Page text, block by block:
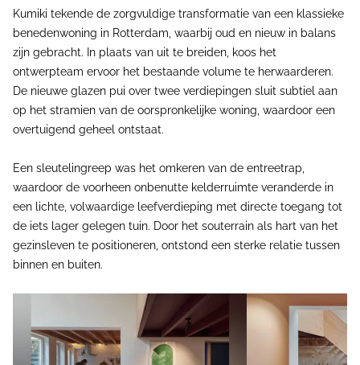
Kumiki tekende de zorgvuldige transformatie van een klassieke
benedenwoning in Rotterdam, waarbij oud en nieuw in balans
zijn gebracht. In plaats van uit te breiden, koos het
ontwerpteam ervoor het bestaande volume te herwaarderen.
De nieuwe glazen pui over twee verdiepingen sluit subtiel aan
op het stramien van de oorspronkelijke woning, waardoor een
overtuigend geheel ontstaat.
Een sleutelingreep was het omkeren van de entreetrap,
waardoor de voorheen onbenutte kelderruimte veranderde in
een lichte, volwaardige leefverdieping met directe toegang tot
de iets lager gelegen tuin. Door het souterrain als hart van het
gezinsleven te positioneren, ontstond een sterke relatie tussen
binnen en buiten.